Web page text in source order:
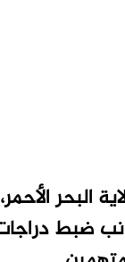
الأحمر،
ضبط